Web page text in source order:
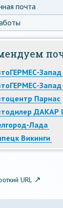
почта
Запад
Запад
Парнас
Лада
Викинги
URL ↗